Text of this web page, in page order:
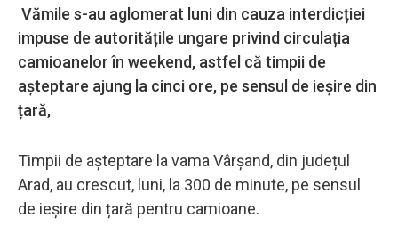
Vămile s-au aglomerat luni din cauza interdicției
impuse de autoritățile ungare privind circulația
camioanelor în weekend, astfel că timpii de
așteptare ajung la cinci ore, pe sensul de ieșire din
țară,
Timpii de așteptare la vama Vârșand, din județul
Arad, au crescut, luni, la 300 de minute, pe sensul
de ieșire din țară pentru camioane.